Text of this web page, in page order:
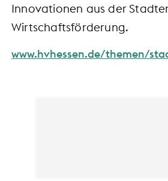
Innovationen aus der
Wirtschaftsförderung.
www.hvhessen.de/themen/